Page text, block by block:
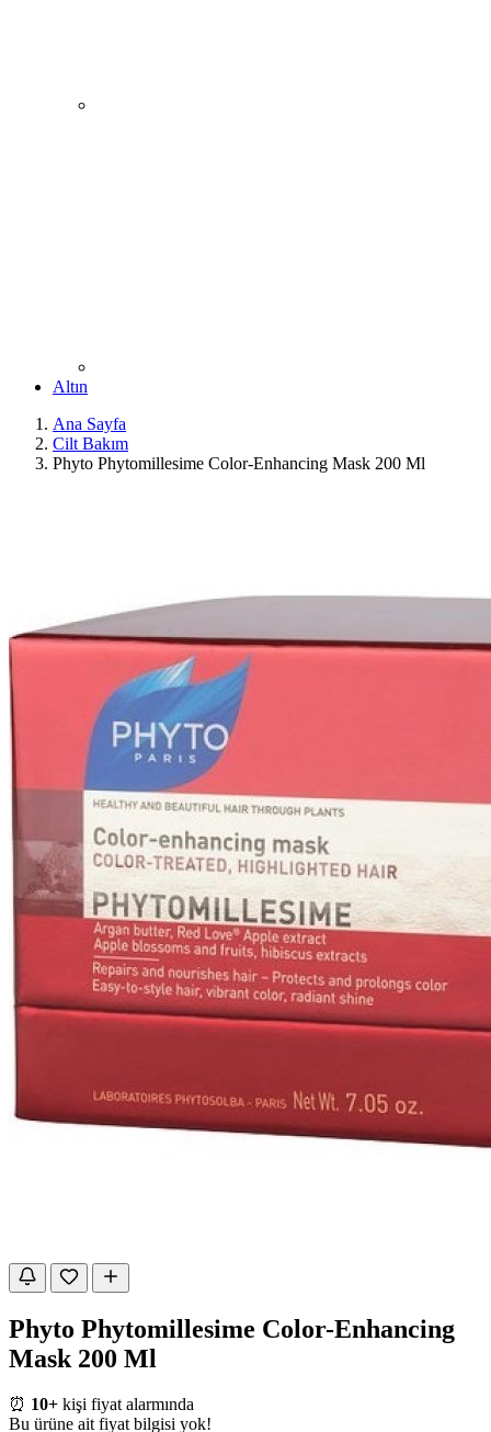
Altın
Ana Sayfa
Cilt Bakım
Phyto Phytomillesime Color-Enhancing Mask 200 Ml
Phyto Phytomillesime Color-Enhancing
Mask 200 Ml
⏰ 10+ kişi fiyat alarmında
Bu ürüne ait fiyat bilgisi yok!